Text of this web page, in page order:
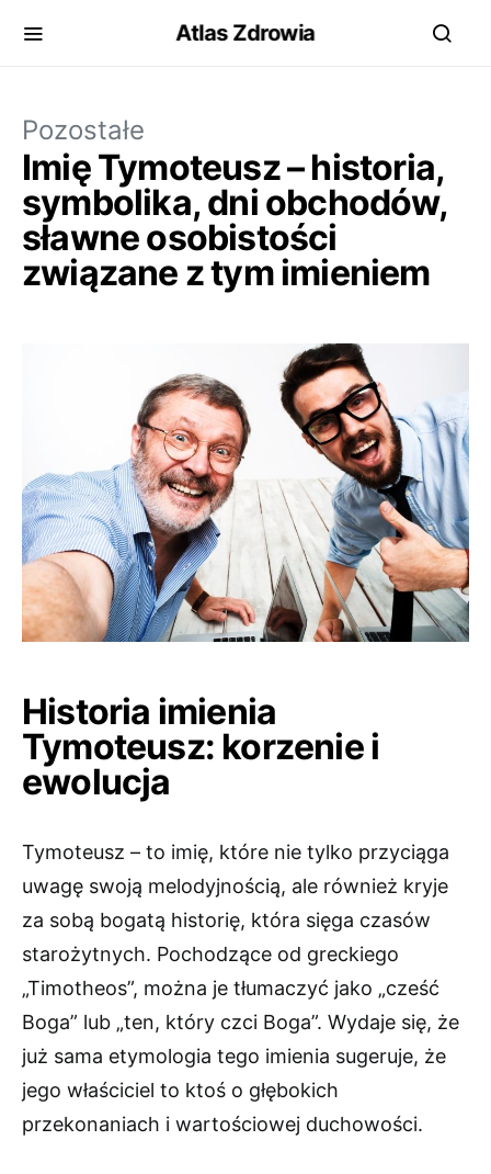
Atlas Zdrowia
Pozostałe
Imię Tymoteusz – historia,
symbolika, dni obchodów,
sławne osobistości
związane z tym imieniem
Historia imienia
Tymoteusz: korzenie i
ewolucja
Tymoteusz – to imię, które nie tylko przyciąga
uwagę swoją melodyjnością, ale również kryje
za sobą bogatą historię, która sięga czasów
starożytnych. Pochodzące od greckiego
„Timotheos”, można je tłumaczyć jako „cześć
Boga” lub „ten, który czci Boga”. Wydaje się, że
już sama etymologia tego imienia sugeruje, że
jego właściciel to ktoś o głębokich
przekonaniach i wartościowej duchowości.